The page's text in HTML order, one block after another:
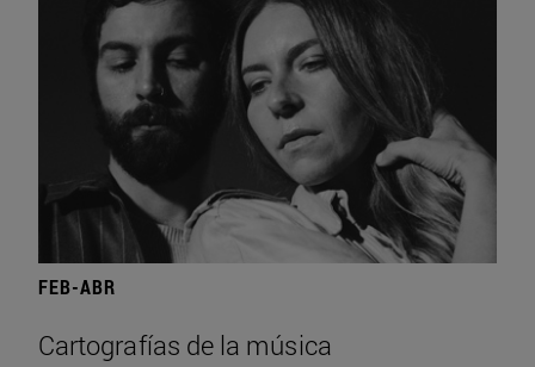
FEB-ABR
Cartografías de la música